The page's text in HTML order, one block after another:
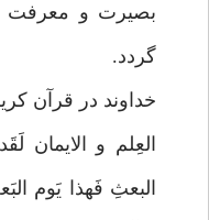
بصيرت و معرفت
گردد.
خداوند در قرآن
العِلم و الايمان